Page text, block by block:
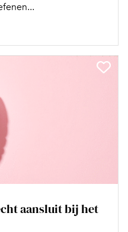
aansluit bij het